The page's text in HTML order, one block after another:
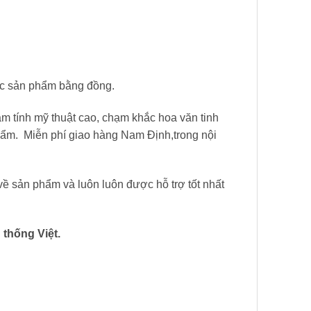
sản phẩm bằng đồng.
tính mỹ thuật cao, chạm khắc hoa văn tinh
Miễn phí giao hàng Nam Định,trong nội
sản phẩm và luôn luôn được hỗ trợ tốt nhất
Việt.